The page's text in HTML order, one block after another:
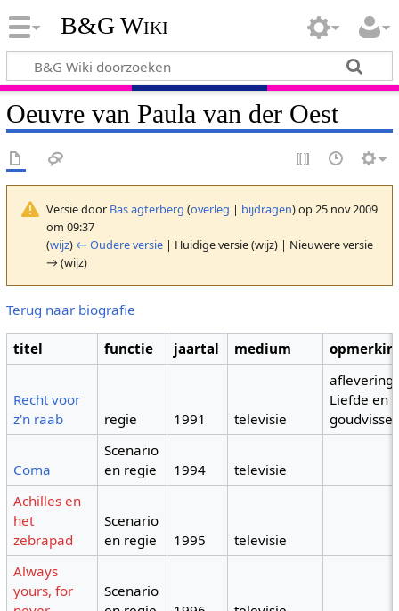
B&G Wiki
Oeuvre van Paula van der Oest
Versie door Bas agterberg (overleg | bijdragen)op 25 nov 2009
om 09:37
(wijz) ← Oudere versie| Huidige versie (wijz) | Nieuwere versie
→ (wijz)
Terug naar biografie
titel functie jaartal medium
Recht voor
z'n raab
regie 1991 televisie
aflevering
Liefde en
Coma
Scenario
en regie
1994
televisie
Achilles en
het
zebrapad
Scenario
en regie
1995
televisie
Always
yours, for
Scenario